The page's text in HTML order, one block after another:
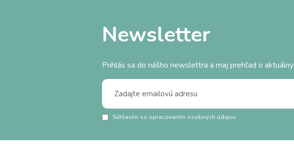
Newsletter
Prihlás sa do nášho newslettra a maj prehľad o
Súhlasím so spracovaním osobných údajov